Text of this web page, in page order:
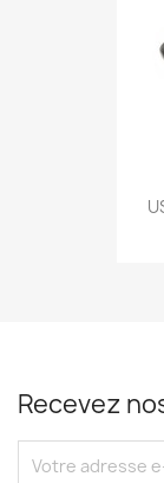
Recevez